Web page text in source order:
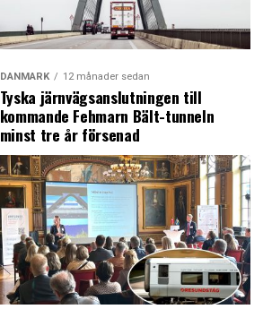
DANMARK 12 månader sedan
Tyska järnvägsanslutningen till
kommande Fehmarn Bält-tunneln
minst tre år försenad